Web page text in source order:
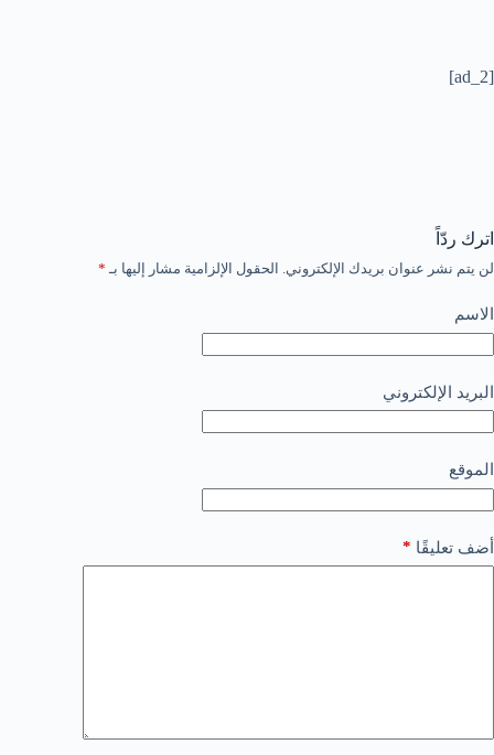
[ad_2]
اترك ردّاً
لن يتم نشر عنوان بريدك الإلكتروني. الحقول الإلزامية مشار إليها بـ *
الاسم
البريد الإلكتروني
الموقع
أضف تعليقًا *